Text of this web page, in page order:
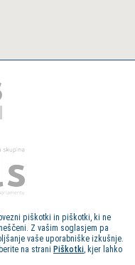
piškotki in piškotki, ki ne
Z vašim soglasjem pa
vaše uporabniške izkušnje.
na strani Piškotki, kjer lahko